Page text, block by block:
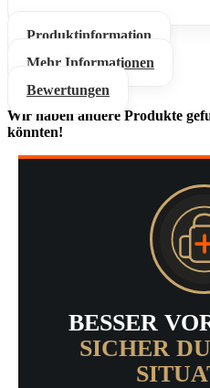
Produktinformation
Mehr Informationen
Bewertungen
Wir haben andere Produkte
könnten!
BESSER
SICHER